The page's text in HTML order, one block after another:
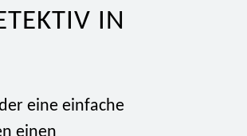
IN
eine einfache